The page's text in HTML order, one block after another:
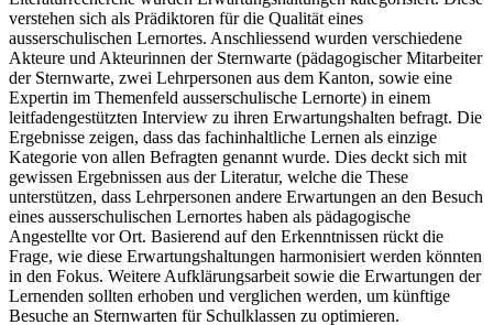
verstehen sich als Prädiktoren für die Qualität eines
ausserschulischen Lernortes. Anschliessend wurden verschiedene
Akteure und Akteurinnen der Sternwarte (pädagogischer Mitarbeiter
der Sternwarte, zwei Lehrpersonen aus dem Kanton, sowie eine
Expertin im Themenfeld ausserschulische Lernorte) in einem
leitfadengestützten Interview zu ihren Erwartungshalten befragt. Die
Ergebnisse zeigen, dass das fachinhaltliche Lernen als einzige
Kategorie von allen Befragten genannt wurde. Dies deckt sich mit
gewissen Ergebnissen aus der Literatur, welche die These
unterstützen, dass Lehrpersonen andere Erwartungen an den Besuch
eines ausserschulischen Lernortes haben als pädagogische
Angestellte vor Ort. Basierend auf den Erkenntnissen rückt die
Frage, wie diese Erwartungshaltungen harmonisiert werden könnten
in den Fokus. Weitere Aufklärungsarbeit sowie die Erwartungen der
Lernenden sollten erhoben und verglichen werden, um künftige
Besuche an Sternwarten für Schulklassen zu optimieren.